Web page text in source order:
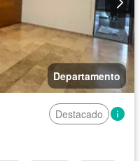
Departamento
Destacado